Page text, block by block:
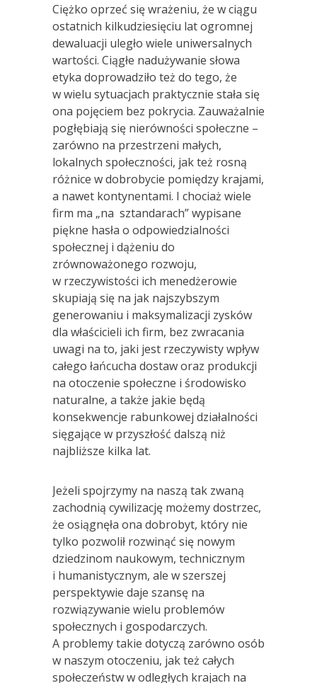
Ciężko oprzeć się wrażeniu, że w ciągu
ostatnich kilkudziesięciu lat ogromnej
dewaluacji uległo wiele uniwersalnych
wartości. Ciągłe nadużywanie słowa
etyka doprowadziło też do tego, że
w wielu sytuacjach praktycznie stała się
ona pojęciem bez pokrycia. Zauważalnie
pogłębiają się nierówności społeczne –
zarówno na przestrzeni małych,
lokalnych społeczności, jak też rosną
różnice w dobrobycie pomiędzy krajami,
a nawet kontynentami. I chociaż wiele
firm ma „na sztandarach” wypisane
piękne hasła o odpowiedzialności
społecznej i dążeniu do
zrównoważonego rozwoju,
w rzeczywistości ich menedżerowie
skupiają się na jak najszybszym
generowaniu i maksymalizacji zysków
dla właścicieli ich firm, bez zwracania
uwagi na to, jaki jest rzeczywisty wpływ
całego łańcucha dostaw oraz produkcji
na otoczenie społeczne i środowisko
naturalne, a także jakie będą
konsekwencje rabunkowej działalności
sięgające w przyszłość dalszą niż
najbliższe kilka lat.
Jeżeli spojrzymy na naszą tak zwaną
zachodnią cywilizację możemy dostrzec,
że osiągnęła ona dobrobyt, który nie
tylko pozwolił rozwinąć się nowym
dziedzinom naukowym, technicznym
i humanistycznym, ale w szerszej
perspektywie daje szansę na
rozwiązywanie wielu problemów
społecznych i gospodarczych.
A problemy takie dotyczą zarówno osób
w naszym otoczeniu, jak też całych
społeczeństw w odległych krajach na